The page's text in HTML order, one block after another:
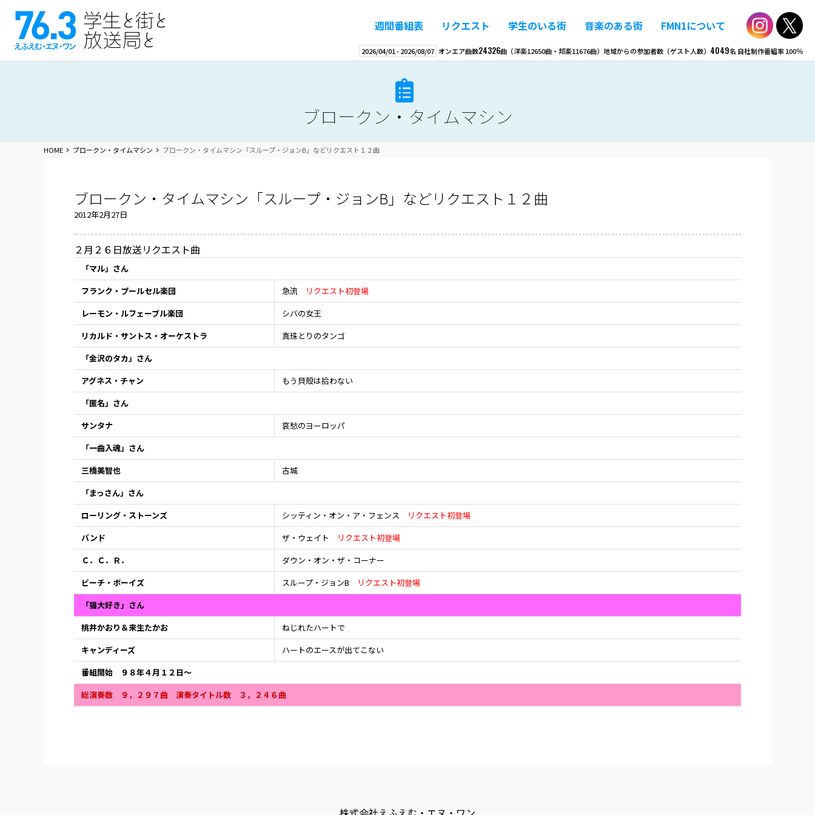
週間番組表 リクエスト 学生のいる街 音楽のある街 FMN1について
2026/04/01 -2026/08/07 オンエア曲数24326曲 （洋楽12650曲・邦楽11676曲） 地域からの参加者数（ゲスト人数） 4049名 自社制作番組率100％
ブロークン・タイムマシン
HOME ブロークン・タイムマシン ブロークン・タイムマシン「スループ・ジョンB」などリクエスト１２曲
ブロークン・タイムマシン「スループ・ジョンB」などリクエスト１２曲
2012年2月27日
２月２６日放送リクエスト曲
「マル」さん
フランク・プールセル楽団
急流
リクエスト初登場
レーモン・ルフェーブル楽団
シバの女王
リカルド・サントス・オーケストラ
真珠とりのタンゴ
「金沢のタカ」さん
アグネス・チャン
もう貝殻は拾わない
「匿名」さん
サンタナ
哀愁のヨーロッパ
「一曲入魂」さん
三橋美智也
古城
「まっさん」さん
ローリング・ストーンズ
シッティン・オン・ア・フェンス
リクエスト初登場
バンド
ザ・ウェイト
リクエスト初登場
Ｃ．Ｃ．Ｒ．
ダウン・オン・ザ・コーナー
ビーチ・ボーイズ
スループ・ジョンB
リクエスト初登場
「猫大好き」さん
桃井かおり＆来生たかお
ねじれたハートで
キャンディーズ
ハートのエースが出てこない
番組開始 ９８年４月１２日〜
総演奏数 ９，２９７曲 演奏タイトル数 ３，２４６曲